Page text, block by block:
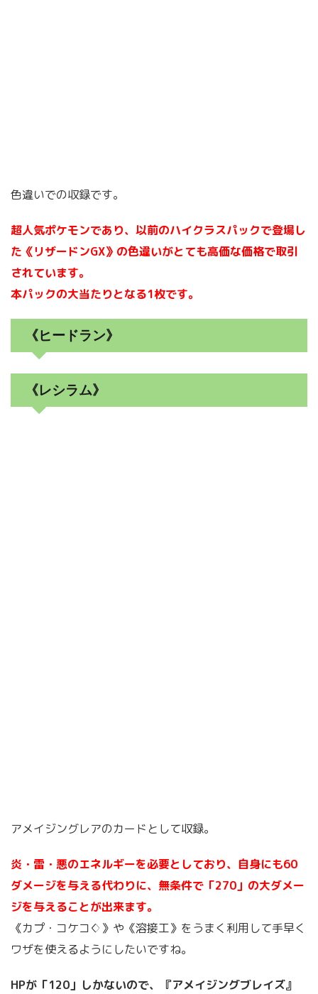
色違いでの収録です。
超人気ポケモンであり、以前のハイクラスパックで登場し
た《リザードンGX》の色違いがとても高価な価格で取引
されています。
本パックの大当たりとなる1枚です。
《ヒードラン》
《レシラム》
アメイジングレアのカードとして収録。
炎・雷・悪のエネルギーを必要としており、自身にも60
ダメージを与える代わりに、無条件で「270」の大ダメー
ジを与えることが出来ます。
《カプ・コケコ♢》や《溶接工》をうまく利用して手早く
ワザを使えるようにしたいですね。
HPが「120」しかないので、『アメイジングブレイズ』